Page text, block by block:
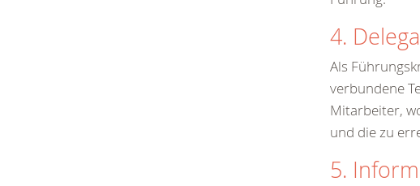
4.
Als
verbundene
Mitarbeiter,
und die zu
5.